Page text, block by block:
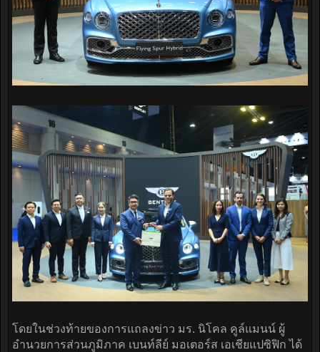
โดยในช่วงท้ายของการแถลงข่าว มร. นิโคล คูล์แมนน์ ผู้
อำนวยการส่วนภูมิภาค เบนท์ลีย์ มอเตอร์ส เอเชียแปซิฟิก ได้